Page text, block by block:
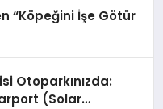
“Köpeğini İşe Götür
Otoparkınızda:
(Solar